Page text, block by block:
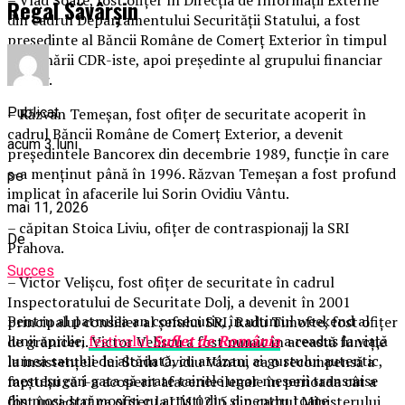
din cadrul Departamentului Securităţii Statului, a fost
preşedinte al Băncii Române de Comerţ Exterior în timpul
guvernării CDR-iste, apoi preşedinte al grupului financiar
Gelsor.
– Răzvan Temeşan, fost ofiţer de securitate acoperit în
cadrul Băncii Române de Comerţ Exterior, a devenit
preşedintele Bancorex din decembrie 1989, funcţie în care
s-a menţinut până în 1996. Răzvan Temeşan a fost profund
implicat în afacerile lui Sorin Ovidiu Vântu.
– căpitan Stoica Liviu, ofiţer de contraspionajj la SRI
Prahova.
– Victor Velişcu, fost ofiţer de securitate în cadrul
Inspectoratului de Securitate Dolj, a devenit în 2001
principalul consilier al şefului SRI, Radu Timofte, fost ofiţer
de grăniceri. Victor Velişcu a fost numit în această funcţie
la insistenţele lui Sorin Ovidiu Vântu, ca o recompensă a
faptului că i-a acoperit afacerile ilegale în perioada cât a
Regal Săvârșin
Publicat
acum 3 luni
pe
mai 11, 2026
De
Succes
Pentru al patrulea an consecutiv, în ultimul weekend al
lunii aprilie,festivalulSuflet de Româniaa readus la viață
lumea satului de altădată, cu artizani ai gustului autentic,
meșteșugari gata să arate tainele unor meserii transmise
din moși-strămoși și cu artiști din și pentru toate